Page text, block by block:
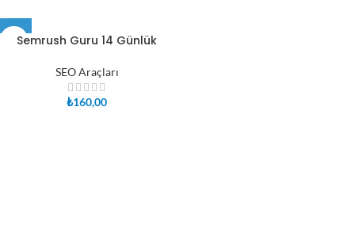
Semrush Guru 14 Günlük
SEO Araçları
₺160,00